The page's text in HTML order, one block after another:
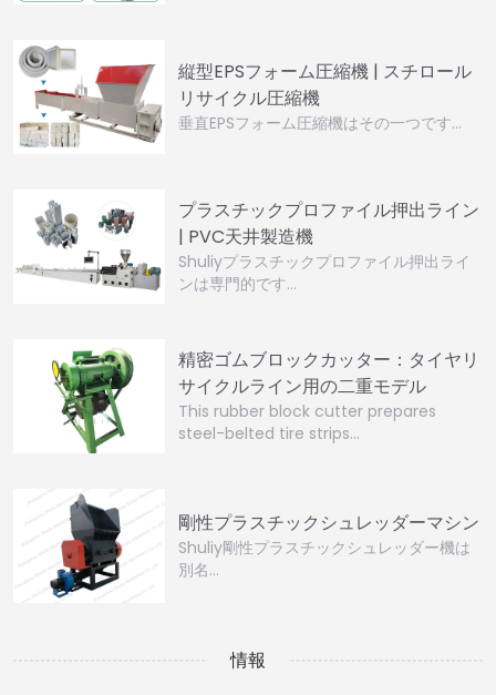
縦型EPSフォーム圧縮機 | スチロール
リサイクル圧縮機
垂直EPSフォーム圧縮機はその一つです…
プラスチックプロファイル押出ライン
| PVC天井製造機
Shuliyプラスチックプロファイル押出ライ
ンは専門的です…
精密ゴムブロックカッター：タイヤリ
サイクルライン用の二重モデル
This rubber block cutter prepares
steel-belted tire strips…
剛性プラスチックシュレッダーマシン
Shuliy剛性プラスチックシュレッダー機は
別名…
情報